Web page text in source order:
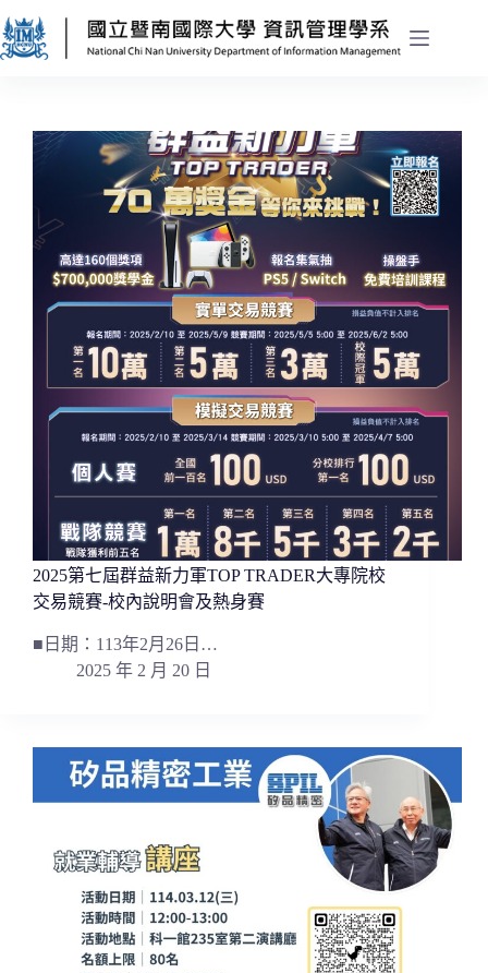
2025第七屆群益新力軍TOP TRADER大專院校
交易競賽-校內說明會及熱身賽
■日期：113年2月26日…
2025 年 2 月 20 日